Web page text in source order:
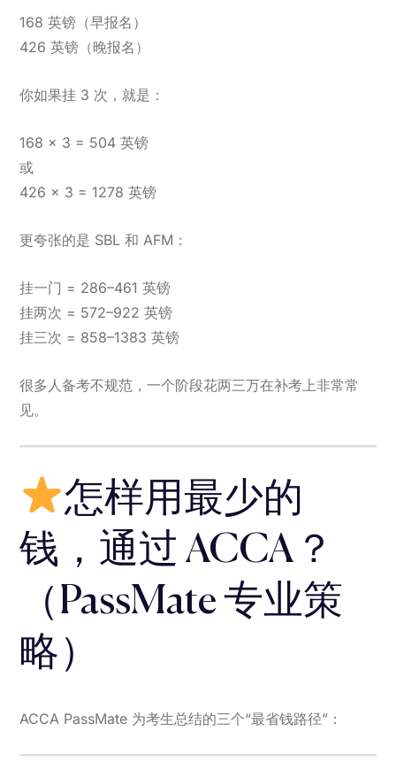
168 英镑（早报名）
426 英镑（晚报名）
你如果挂 3 次，就是：
168 × 3 = 504 英镑
或
426 × 3 = 1278 英镑
更夸张的是 SBL 和 AFM：
挂一门 = 286–461 英镑
挂两次 = 572–922 英镑
挂三次 = 858–1383 英镑
很多人备考不规范，一个阶段花两三万在补考上非常常
见。
怎样用最少的
钱，通过 ACCA？
（PassMate 专业策
略）
ACCA PassMate 为考生总结的三个“最省钱路径”：